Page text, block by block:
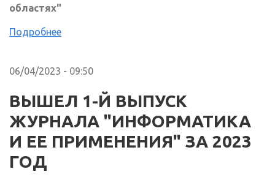
областях"
Подробнее
06/04/2023 - 09:50
ВЫШЕЛ 1-Й ВЫПУСК
ЖУРНАЛА "ИНФОРМАТИКА
И ЕЕ ПРИМЕНЕНИЯ" ЗА 2023
ГОД